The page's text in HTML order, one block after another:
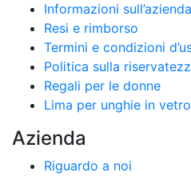
Informazioni sull’azienda
Resi e rimborso
Termini e condizioni
Politica sulla
Regali per le donne
Lima per unghie in vetro
Azienda
Riguardo a noi